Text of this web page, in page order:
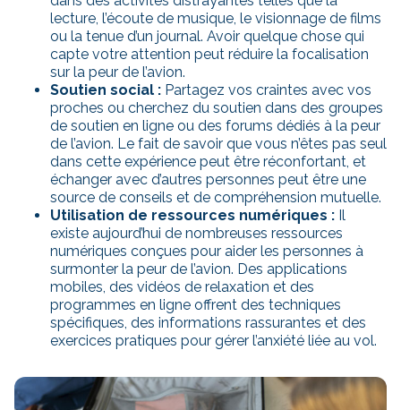
lecture, l’écoute de musique, le visionnage de films
ou la tenue d’un journal. Avoir quelque chose qui
capte votre attention peut réduire la focalisation
sur la peur de l’avion.
Soutien social : Partagez vos craintes avec vos
proches ou cherchez du soutien dans des groupes
de soutien en ligne ou des forums dédiés à la peur
de l’avion. Le fait de savoir que vous n’êtes pas seul
dans cette expérience peut être réconfortant, et
échanger avec d’autres personnes peut être une
source de conseils et de compréhension mutuelle.
Utilisation de ressources numériques : Il
existe aujourd’hui de nombreuses ressources
numériques conçues pour aider les personnes à
surmonter la peur de l’avion. Des applications
mobiles, des vidéos de relaxation et des
programmes en ligne offrent des techniques
spécifiques, des informations rassurantes et des
exercices pratiques pour gérer l’anxiété liée au vol.